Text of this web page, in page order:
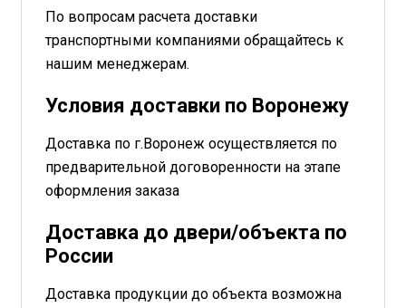
По вопросам расчета доставки
транспортными компаниями обращайтесь к
нашим менеджерам.
Условия доставки по Воронежу
Доставка по г.Воронеж осуществляется по
предварительной договоренности на этапе
оформления заказа
Доставка до двери/объекта по
России
Доставка продукции до объекта возможна